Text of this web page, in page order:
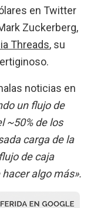
en Twitter
Zuckerberg,
Threads, su
noticias en
un flujo de
~50% de los
carga de la
de caja
algo más».